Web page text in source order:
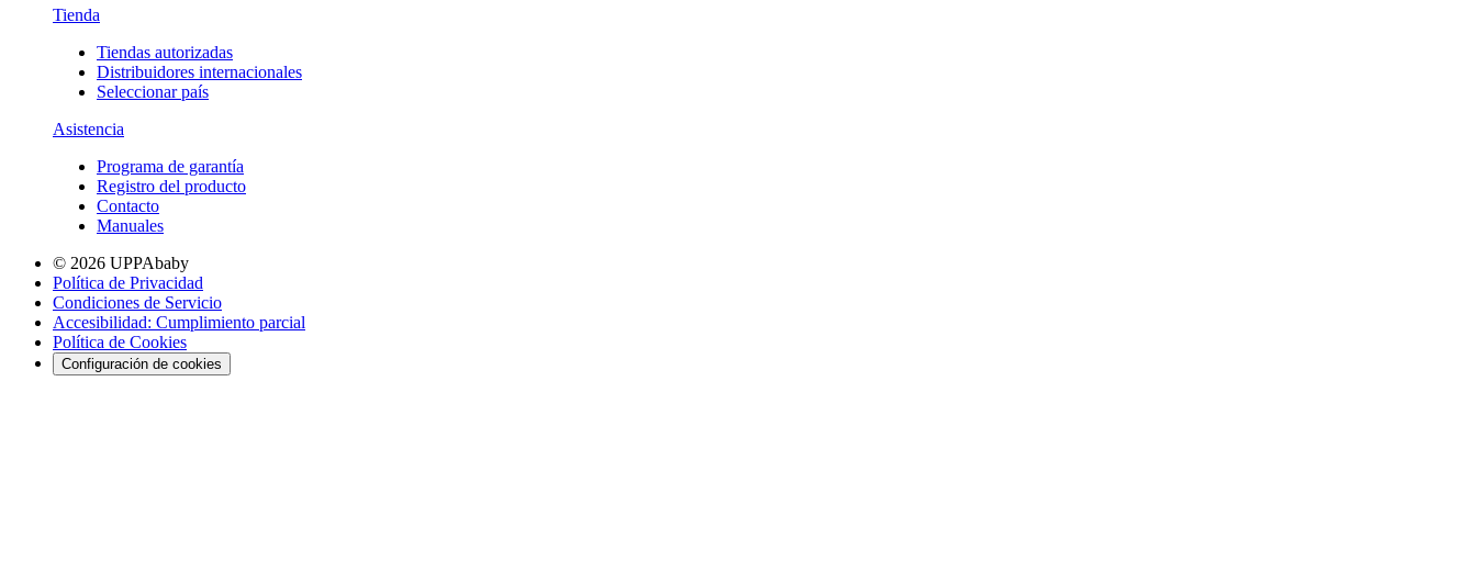
Tienda
Tiendas autorizadas
Distribuidores internacionales
Seleccionar país
Asistencia
Programa de garantía
Registro del producto
Contacto
Manuales
© 2026 UPPAbaby
Política de Privacidad
Condiciones de Servicio
Accesibilidad: Cumplimiento parcial
Política de Cookies
Configuración de cookies